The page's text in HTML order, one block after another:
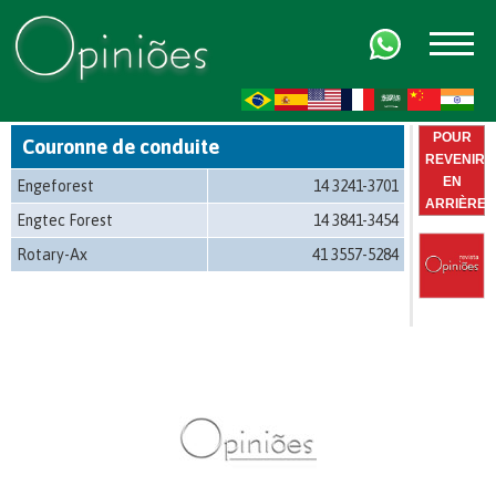
Couronne de conduite
Engeforest
14 3241-3701
Engtec Forest
14 3841-3454
Rotary-Ax
41 3557-5284
POUR
REVENIR
EN
ARRIÈRE